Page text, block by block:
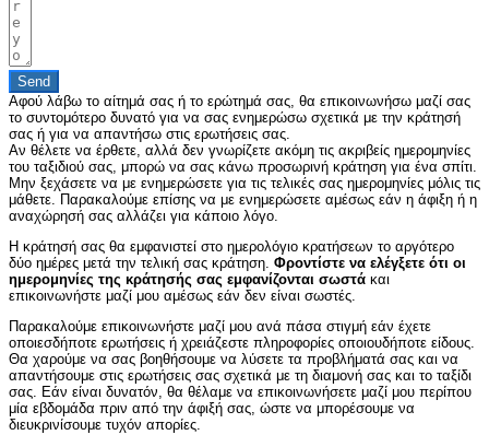
Send
Αφού λάβω το αίτημά σας ή το ερώτημά σας, θα επικοινωνήσω μαζί σας
το συντομότερο δυνατό για να σας ενημερώσω σχετικά με την κράτησή
σας ή για να απαντήσω στις ερωτήσεις σας.
Αν θέλετε να έρθετε, αλλά δεν γνωρίζετε ακόμη τις ακριβείς ημερομηνίες
του ταξιδιού σας, μπορώ να σας κάνω προσωρινή κράτηση για ένα σπίτι.
Μην ξεχάσετε να με ενημερώσετε για τις τελικές σας ημερομηνίες μόλις τις
μάθετε. Παρακαλούμε επίσης να με ενημερώσετε αμέσως εάν η άφιξη ή η
αναχώρησή σας αλλάζει για κάποιο λόγο.
Η κράτησή σας θα εμφανιστεί στο ημερολόγιο κρατήσεων το αργότερο
δύο ημέρες μετά την τελική σας κράτηση. Φροντίστε να ελέγξετε ότι οι
ημερομηνίες της κράτησής σας εμφανίζονται σωστά και
επικοινωνήστε μαζί μου αμέσως εάν δεν είναι σωστές.
Παρακαλούμε επικοινωνήστε μαζί μου ανά πάσα στιγμή εάν έχετε
οποιεσδήποτε ερωτήσεις ή χρειάζεστε πληροφορίες οποιουδήποτε είδους.
Θα χαρούμε να σας βοηθήσουμε να λύσετε τα προβλήματά σας και να
απαντήσουμε στις ερωτήσεις σας σχετικά με τη διαμονή σας και το ταξίδι
σας. Εάν είναι δυνατόν, θα θέλαμε να επικοινωνήσετε μαζί μου περίπου
μία εβδομάδα πριν από την άφιξή σας, ώστε να μπορέσουμε να
διευκρινίσουμε τυχόν απορίες.